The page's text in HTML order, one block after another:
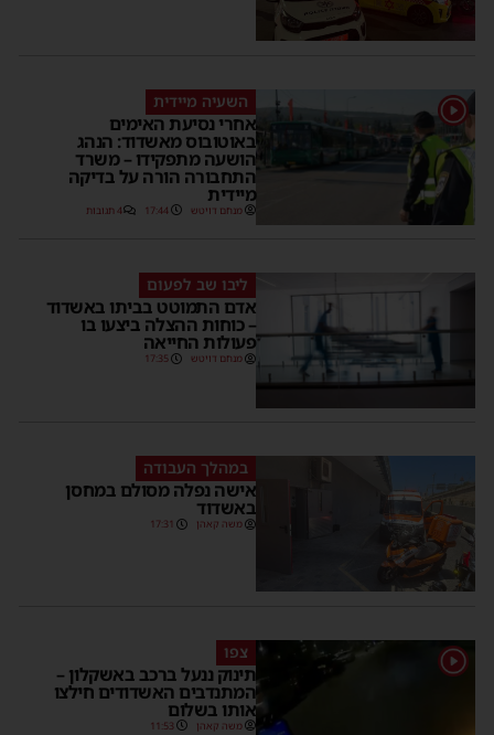
1 השעיה מיידית
אחרי נסיעת האימים
באוטובוס מאשדוד: הנהג
הושעה מתפקידו – משרד
התחבורה הורה על בדיקה
מיידית
מנחם דויטש 17:44 4 תגובות
ליבו שב לפעום
אדם התמוטט בביתו באשדוד
– כוחות ההצלה ביצעו בו
פעולות החייאה
מנחם דויטש 17:35
במהלך העבודה
אישה נפלה מסולם במחסן
באשדוד
משה קאהן 17:31
1 צפו
תינוק ננעל ברכב באשקלון –
המתנדבים האשדודים חילצו
אותו בשלום
משה קאהן 11:53